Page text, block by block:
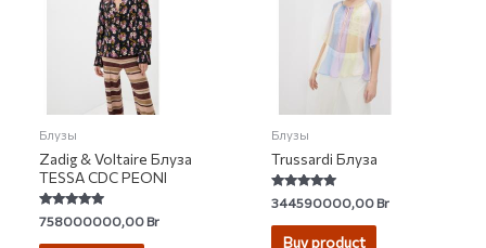
Блузы
Zadig & Voltaire Блуза
TESSA CDC PEONI
Rated
5.00
out of 5
758000000,00Br
Блузы
Trussardi Блуза
Rated
5.00
out of 5
344590000,00Br
Buy product